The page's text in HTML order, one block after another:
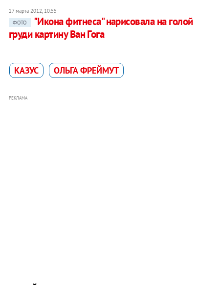
27 марта 2012, 10:55
ФОТО
"Икона фитнеса" нарисовала на голой
груди картину Ван Гога
КАЗУС ОЛЬГА ФРЕЙМУТ
РЕКЛАМА